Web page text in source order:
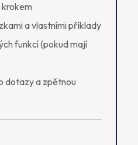
krokem
a vlastními příklady
funkcí (pokud mají
dotazy a zpětnou